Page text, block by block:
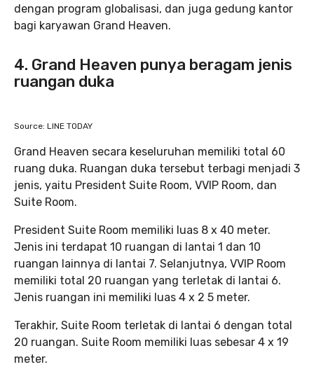
dengan program globalisasi, dan juga gedung kantor
bagi karyawan Grand Heaven.
4. Grand Heaven punya beragam jenis
ruangan duka
Source: LINE TODAY
Grand Heaven secara keseluruhan memiliki total 60
ruang duka. Ruangan duka tersebut terbagi menjadi 3
jenis, yaitu President Suite Room, VVIP Room, dan
Suite Room.
President Suite Room memiliki luas 8 x 40 meter.
Jenis ini terdapat 10 ruangan di lantai 1 dan 10
ruangan lainnya di lantai 7. Selanjutnya, VVIP Room
memiliki total 20 ruangan yang terletak di lantai 6.
Jenis ruangan ini memiliki luas 4 x 2 5 meter.
Terakhir, Suite Room terletak di lantai 6 dengan total
20 ruangan. Suite Room memiliki luas sebesar 4 x 19
meter.